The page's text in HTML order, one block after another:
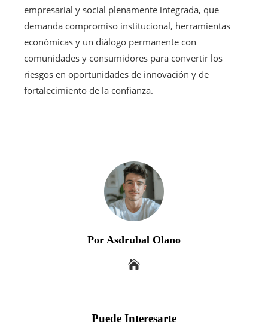
empresarial y social plenamente integrada, que
demanda compromiso institucional, herramientas
económicas y un diálogo permanente con
comunidades y consumidores para convertir los
riesgos en oportunidades de innovación y de
fortalecimiento de la confianza.
Por Asdrubal Olano
Puede Interesarte